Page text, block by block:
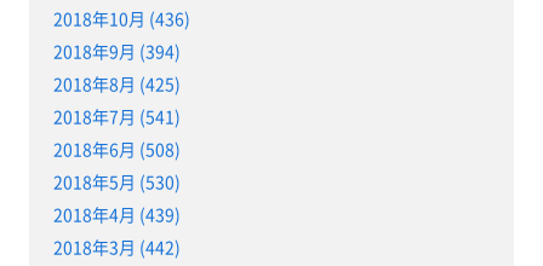
2018年10月 (436)
2018年9月 (394)
2018年8月 (425)
2018年7月 (541)
2018年6月 (508)
2018年5月 (530)
2018年4月 (439)
2018年3月 (442)